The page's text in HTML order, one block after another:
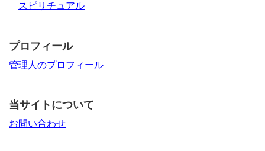
スピリチュアル
プロフィール
管理人のプロフィール
当サイトについて
お問い合わせ